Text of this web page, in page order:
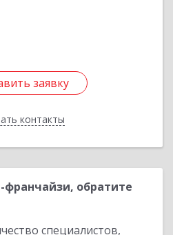
заявку
контакты
заявку
Назад
обратите
специалистов,